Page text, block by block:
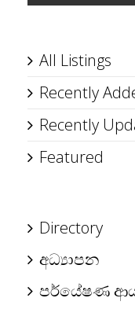
All Listings
Recently
Recently
Featured
Directory
අධ්‍යාපන
පර්යේෂණ